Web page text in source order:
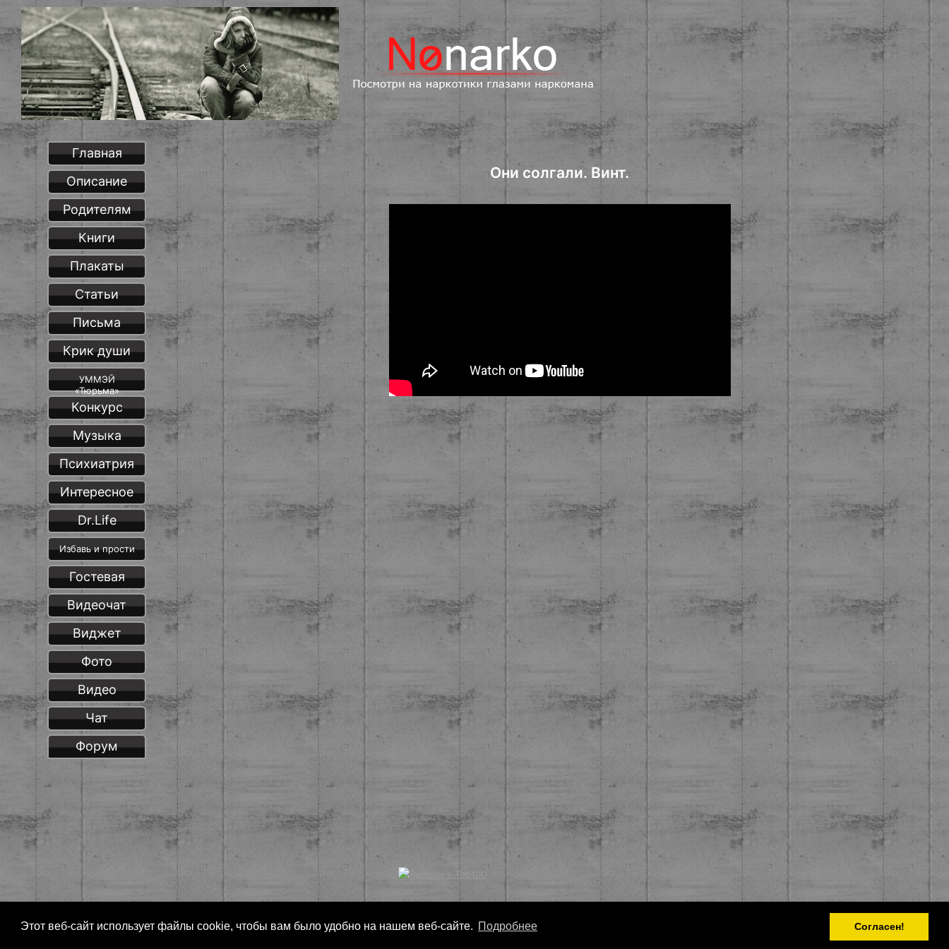
Этот веб-сайт использует файлы cookie, чтобы вам было удобно на нашем веб-сайте. Подробнее Согласен!
Они солгали. Винт.
Главная
Описание
Родителям
Книги
Плакаты
Статьи
Письма
Крик души
УММЭЙ
«Тюрьма»
Конкурс
Музыка
Психиатрия
Интересное
Dr.Life
Избавь и прости
Гостевая
Видеочат
Виджет
Фото
Видео
Чат
Форум
Copyright Nonarko2026 - Все права защищены